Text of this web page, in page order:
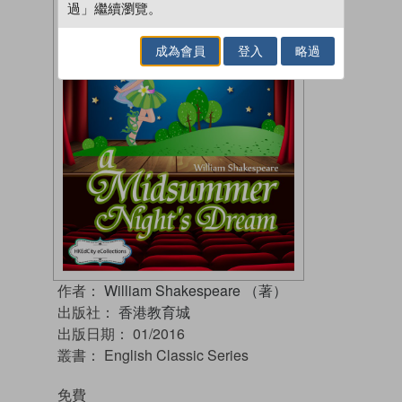
作者： William Shakespeare （著）
出版社： 香港教育城
出版日期： 01/2016
叢書： English Classic Series
免費
過」繼續瀏覽。
成為會員 登入 略過